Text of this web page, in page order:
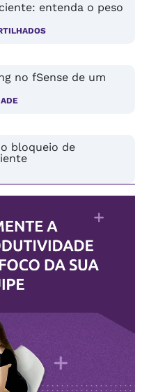
entenda o peso
no fSense de um
bloqueio de